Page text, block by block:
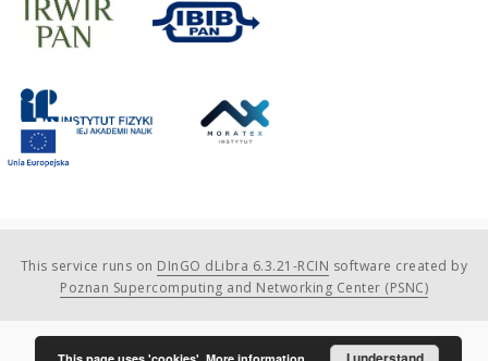
This service runs on DInGO dLibra 6.3.21-RCIN software created by
Poznan Supercomputing and Networking Center (PSNC)